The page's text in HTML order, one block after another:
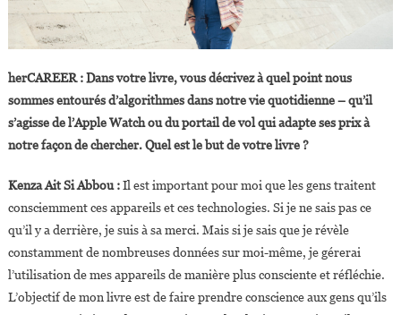
herCAREER : Dans votre livre, vous décrivez à quel point nous
sommes entourés d’algorithmes dans notre vie quotidienne – qu’il
s’agisse de l’Apple Watch ou du portail de vol qui adapte ses prix à
notre façon de chercher. Quel est le but de votre livre ?
Kenza Ait Si Abbou :Il est important pour moi que les gens traitent
consciemment ces appareils et ces technologies. Si je ne sais pas ce
qu’il y a derrière, je suis à sa merci. Mais si je sais que je révèle
constamment de nombreuses données sur moi-même, je gérerai
l’utilisation de mes appareils de manière plus consciente et réfléchie.
L’objectif de mon livre est de faire prendre conscience aux gens qu’ils